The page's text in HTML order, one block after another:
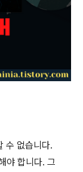
수 없습니다.
야 합니다. 그